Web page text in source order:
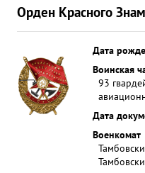
Орден Красного
Дата
Воинская
93
Дата
Военкомат